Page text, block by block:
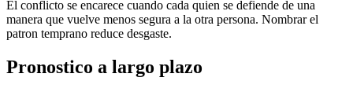
El conflicto se encarece cuando cada quien se defiende de una
manera que vuelve menos segura a la otra persona. Nombrar el
patron temprano reduce desgaste.
Pronostico a largo plazo